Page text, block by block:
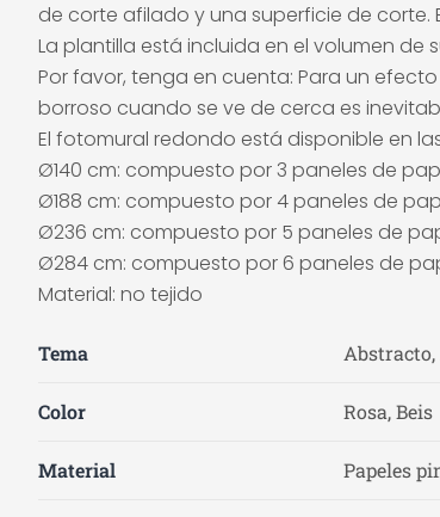
de corte afilado y una superficie de
La plantilla está incluida en el volumen de
Por favor, tenga en cuenta: Para un
borroso cuando se ve de cerca es
El fotomural redondo está disponible en
Ø140 cm: compuesto por 3 paneles de
Ø188 cm: compuesto por 4 paneles de
Ø236 cm: compuesto por 5 paneles de
Ø284 cm: compuesto por 6 paneles de
Material: no tejido
Tema
Color Rosa, Beis
Material Papeles